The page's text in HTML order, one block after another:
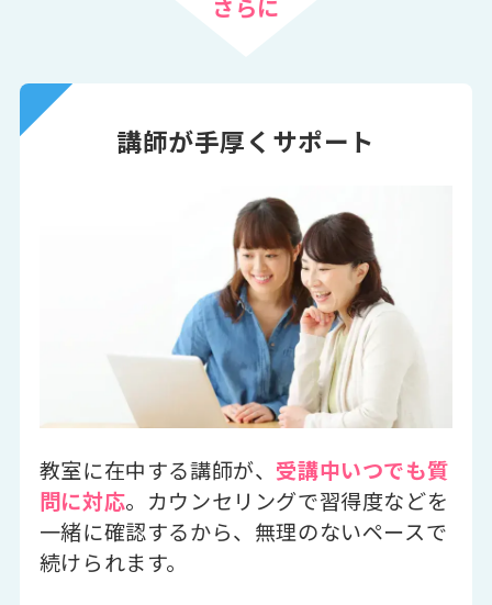
さらに
講師が手厚くサポート
教室に在中する講師が、 受講中いつでも質
問に対応。カウンセリングで習得度などを
一緒に確認するから、無理のないペースで
続けられます。